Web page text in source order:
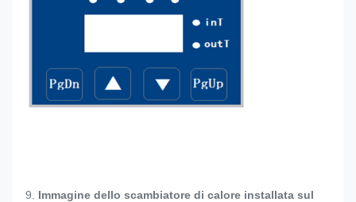
9. Immagine dello scambiatore di calore installata sul